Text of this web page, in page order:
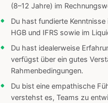
(8–12 Jahre) im
Du hast fundierte
HGB und IFRS sowie im
Du hast idealerweise
verfügst über ein gutes
Rahmenbedingungen.
Du bist eine empathische
verstehst es, Teams zu